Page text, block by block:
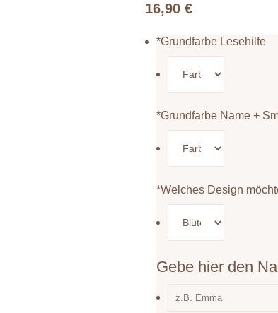
16,90 €
*Grundfarbe Lesehilfe
*Grundfarbe Name +
*Welches Design
Gebe hier den